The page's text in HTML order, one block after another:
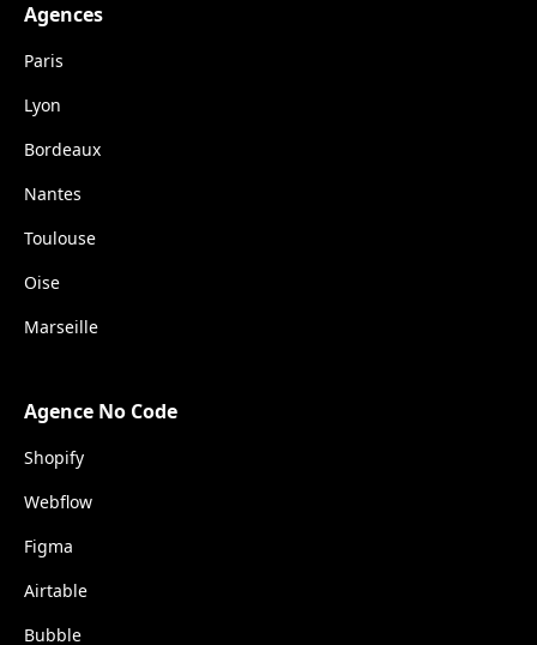
Agences
Paris
Lyon
Bordeaux
Nantes
Toulouse
Oise
Marseille
Agence No Code
Shopify
Webflow
Figma
Airtable
Bubble